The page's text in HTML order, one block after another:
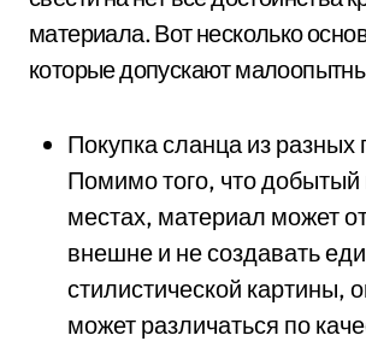
материала. Вот несколько
которые допускают
Покупка сланца из разных
Помимо того, что добытый
местах, материал может
внешне и не создавать
стилистической картины,
может различаться по